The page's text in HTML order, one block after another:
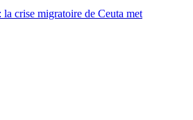
la crise migratoire de Ceuta met